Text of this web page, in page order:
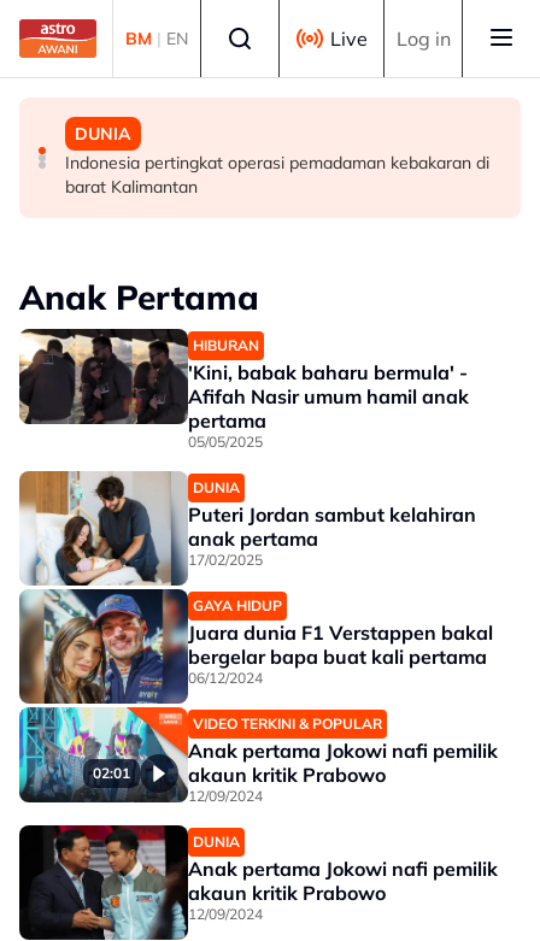
Skip to main content
BM | EN Live Log in
DUNIA
Pegawai tentera, 29 militan terbunuh dalam operasi
keselamatan di Pakistan
MALAYSIA
Berita tempatan pilihan sepanjang hari ini
DUNIA
Indonesia pertingkat operasi pemadaman kebakaran di
barat Kalimantan
Anak Pertama
HIBURAN
'Kini, babak baharu bermula' -
Afifah Nasir umum hamil anak
pertama
05/05/2025
DUNIA
Puteri Jordan sambut kelahiran
anak pertama
17/02/2025
GAYA HIDUP
Juara dunia F1 Verstappen bakal
bergelar bapa buat kali pertama
06/12/2024
02:01
VIDEO TERKINI & POPULAR
Anak pertama Jokowi nafi pemilik
akaun kritik Prabowo
12/09/2024
DUNIA
Anak pertama Jokowi nafi pemilik
akaun kritik Prabowo
12/09/2024